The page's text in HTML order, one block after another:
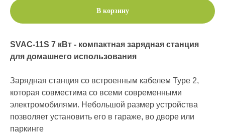
В корзину
SVAC-11S 7 кВт - компактная зарядная станция
для домашнего использования
Зарядная станция со встроенным кабелем Type 2,
которая совместима со всеми современными
электромобилями. Небольшой размер устройства
позволяет установить его в гараже, во дворе или
паркинге